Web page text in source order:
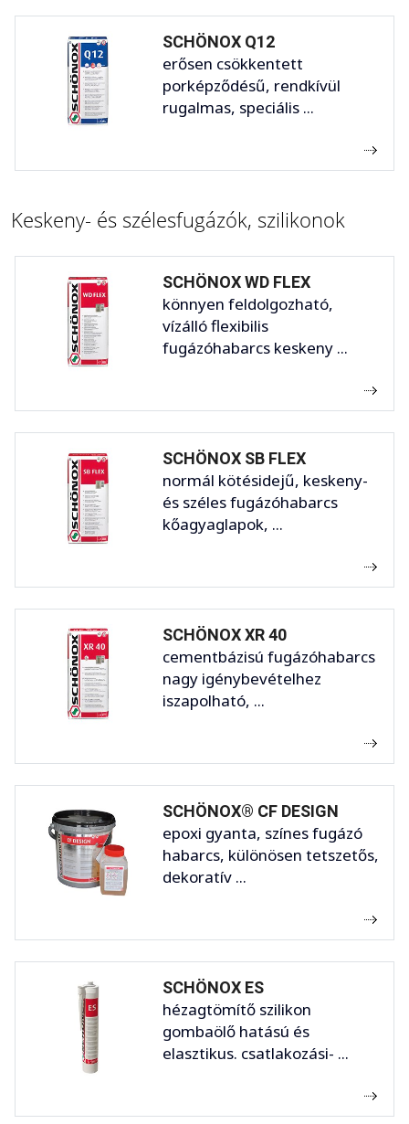
SCHÖNOX Q12
erősen csökkentett
porképződésű, rendkívül
rugalmas, speciális ...
Keskeny- és szélesfugázók, szilikonok
SCHÖNOX WD FLEX
könnyen feldolgozható,
vízálló flexibilis
fugázóhabarcs keskeny ...
SCHÖNOX SB FLEX
normál kötésidejű, keskeny-
és széles fugázóhabarcs
kőagyaglapok, ...
SCHÖNOX XR 40
cementbázisú fugázóhabarcs
nagy igénybevételhez
iszapolható, ...
SCHÖNOX® CF DESIGN
epoxi gyanta, színes fugázó
habarcs, különösen tetszetős,
dekoratív ...
SCHÖNOX ES
hézagtömítő szilikon
gombaölő hatású és
elasztikus. csatlakozási- ...